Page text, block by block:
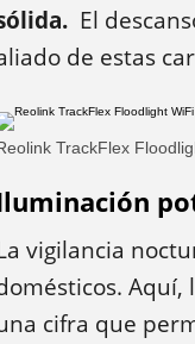
El
de estas
TrackFlex
vigilancia
Aquí,
cifra que